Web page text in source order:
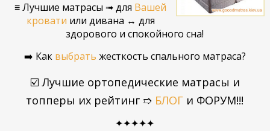
≡ Лучшие матрасы ➟ для Вашей
кровати или дивана ↔ для
здорового и спокойного сна!
➡️ Как выбрать жесткость спального матраса?
☑️ Лучшие ортопедические матрасы и
топперы их рейтинг ➱ БЛОГ и ФОРУМ!!!
✦✦✦✦✦